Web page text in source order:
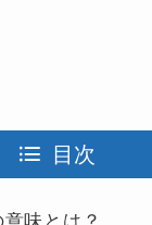
目次